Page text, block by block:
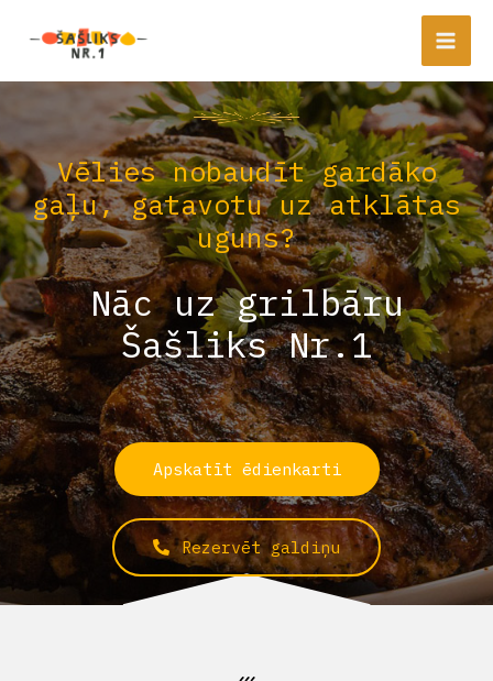
Vēlies nobaudīt gardāko
gaļu, gatavotu uz atklātas
uguns?
Nāc uz grilbāru
Šašliks Nr.1
Apskatīt ēdienkarti
Rezervēt galdiņu